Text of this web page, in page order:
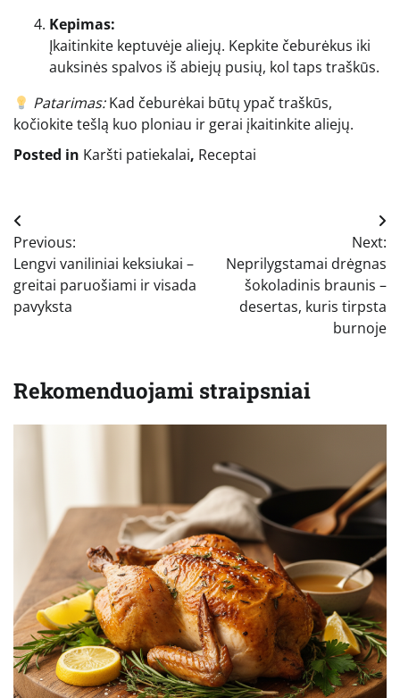
Kepimas:
Įkaitinkite keptuvėje aliejų. Kepkite čeburėkus iki
auksinės spalvos iš abiejų pusių, kol taps traškūs.
Patarimas:Kad čeburėkai būtų ypač traškūs,
kočiokite tešlą kuo ploniau ir gerai įkaitinkite aliejų.
Posted in Karšti patiekalai, Receptai
Navigacija
tarp
įrašų
Previous:
Lengvi vaniliniai keksiukai –
greitai paruošiami ir visada
pavyksta
Next:
Neprilygstamai drėgnas
šokoladinis braunis –
desertas, kuris tirpsta
burnoje
Rekomenduojami straipsniai